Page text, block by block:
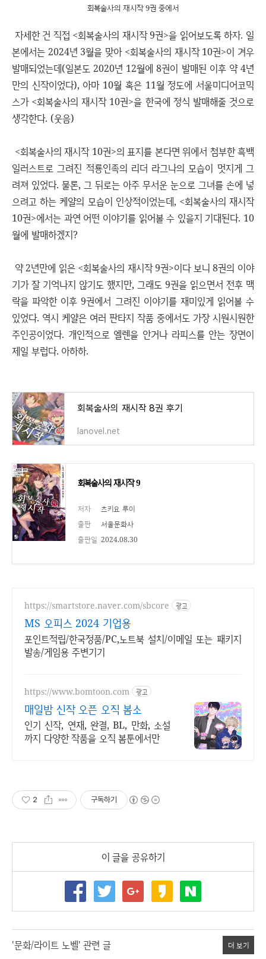
회복술사의 재시작 9권 중에서
자세한 건 직접 <회복술사의 재시작 9권>을 읽어보도록 하자. 일
본에서는 2024년 3월을 맞아 <회복술사의 재시작 10권>이 겨우
발매되었는데(일본도 2020년 12월에 8권이 발매된 이후 약 4년
만의 신작이었다), 아마 10월 혹은 11월 정도에 서울미디어코믹
스가 <회복술사의 재시작 10권>을 한국에 정식 발매해줄 것으로
생각한다. (웃음)
<회복술사의 재시작 10권>의 표지를 본다면 위에서 첨부한 흑백
일러스트로 그려진 적룡인족의 리더 라그나의 모습이 멋지게 그
려져 있었다. 물론, 그 뒤로는 아주 무서운 눈으로 그녀를 손에 넣
으려고 하는 케얄의 모습이 인상적이었는데, <회복술사의 재시작
10권>에서는 과연 어떤 이야기를 읽어볼 수 있을지 기대된다. 10
월에 발매하겠지?
약 2년만에 읽은 <회복술사의 재시작 9권>이다 보니 8권의 이야
기가 잘 기억나지 않기도 했지만, 그래도 9권을 읽으면서 전후 맥
락을 파악한 이후 9권에서 그려진 이야기를 재미있게 읽어볼 수
있었다. 역시 케얄은 여러 판타지 작품 중에서도 가장 시원시원한
주인공이었다. 개인적으로 엘렌을 안거나 라피스를 안는 장면이
제일 부럽다. 아하하.
회복술사의 재시작 8권 후기
lanovel.net
회복술사의 재시작 9
저자
츠키요 루이
출판
서울문화사
출판일 2024.08.30
https://smartstore.naver.com/sbcore 광고
MS 오피스 2024 기업용
포인트적립/한국정품/PC,노트북 설치/이메일 또는 패키지
발송/게임용 주변기기
https://www.bomtoon.com 광고
매일밤 신작 오픈 오직 봄소
인기 신작, 연재, 완결, BL, 만화, 소설
까지 다양한 작품을 오직 봄툰에서만
2 구독하기
이 글을 공유하기
'문화/라이트 노벨' 관련 글 더 보기